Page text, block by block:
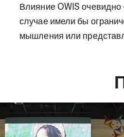
Влияние OWIS
случае имели бы
мышления или